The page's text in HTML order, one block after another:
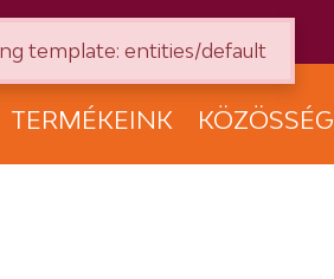
TERMÉKEINK KÖZÖSSÉG
template: entities/default